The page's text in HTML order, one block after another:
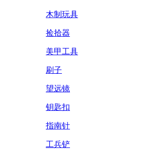
木制玩具
捡拾器
美甲工具
刷子
望远镜
钥匙扣
指南针
工兵铲